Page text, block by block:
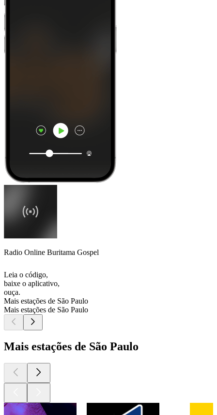
Radio Online Buritama Gospel
Leia o código,
baixe o aplicativo,
ouça.
Mais estações de São Paulo
Mais estações de São Paulo
Mais estações de São Paulo